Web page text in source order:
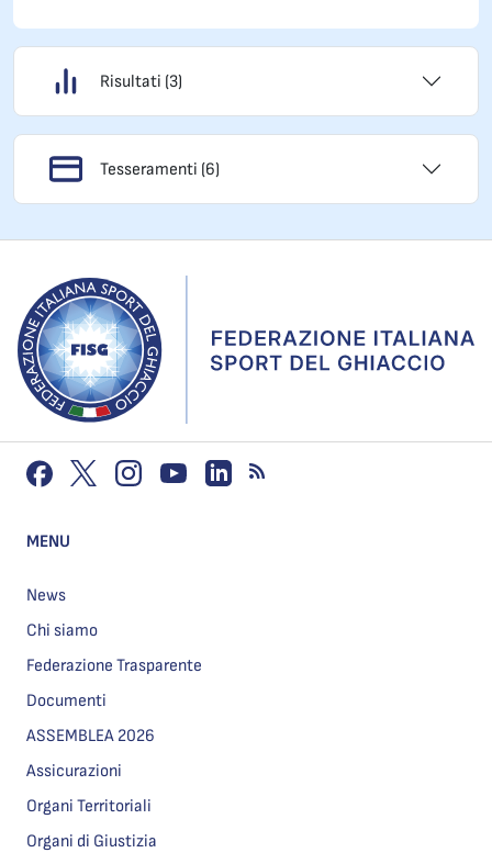
Risultati (3)
Tesseramenti (6)
MENU
News
Chi siamo
Federazione Trasparente
Documenti
ASSEMBLEA 2026
Assicurazioni
Organi Territoriali
Organi di Giustizia